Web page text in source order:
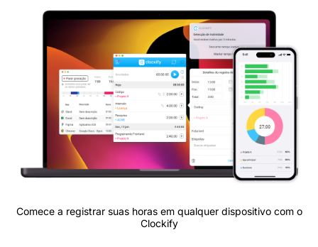
Comece a registrar suas horas em qualquer dispositivo com o
Clockify